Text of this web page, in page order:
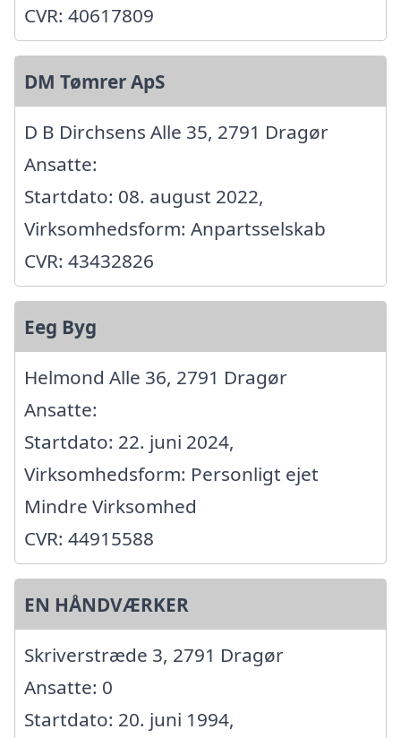
CVR: 40617809
DM Tømrer ApS
D B Dirchsens Alle 35, 2791 Dragør
Ansatte:
Startdato: 08. august 2022,
Virksomhedsform: Anpartsselskab
CVR: 43432826
Eeg Byg
Helmond Alle 36, 2791 Dragør
Ansatte:
Startdato: 22. juni 2024,
Virksomhedsform: Personligt ejet
Mindre Virksomhed
CVR: 44915588
EN HÅNDVÆRKER
Skriverstræde 3, 2791 Dragør
Ansatte: 0
Startdato: 20. juni 1994,